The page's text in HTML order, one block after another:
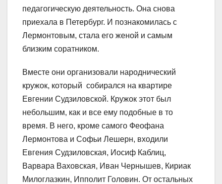
педагогическую деятельность. Она снова
приехала в Петербург. И познакомилась с
Лермонтовым, стала его женой и самым
близким соратником.
Вместе они организовали народнический
кружок, который собирался на квартире
Евгении Судзиловской. Кружок этот был
небольшим, как и все ему подобные в то
время. В него, кроме самого Феофана
Лермонтова и Софьи Лешерн, входили
Евгения Судзиловская, Иосиф Каблиц,
Варвара Ваховская, Иван Чернышев, Кириак
Милоглазкин, Ипполит Головин. От остальных